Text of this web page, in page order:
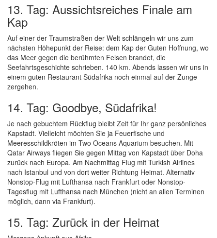
13. Tag: Aussichtsreiches Finale am
Kap
Auf einer der Traumstraßen der Welt schlängeln wir uns zum
nächsten Höhepunkt der Reise: dem Kap der Guten Hoffnung, wo
das Meer gegen die berühmten Felsen brandet, die
Seefahrtsgeschichte schrieben. 140 km. Abends lassen wir uns in
einem guten Restaurant Südafrika noch einmal auf der Zunge
zergehen.
14. Tag: Goodbye, Südafrika!
Je nach gebuchtem Rückflug bleibt Zeit für Ihr ganz persönliches
Kapstadt. Vielleicht möchten Sie ja Feuerfische und
Meeresschildkröten im Two Oceans Aquarium besuchen. Mit
Qatar Airways fliegen Sie gegen Mittag von Kapstadt über Doha
zurück nach Europa. Am Nachmittag Flug mit Turkish Airlines
nach Istanbul und von dort weiter Richtung Heimat. Alternativ
Nonstop-Flug mit Lufthansa nach Frankfurt oder Nonstop-
Tagesflug mit Lufthansa nach München (nicht an allen Terminen
möglich, dann via Frankfurt).
15. Tag: Zurück in der Heimat